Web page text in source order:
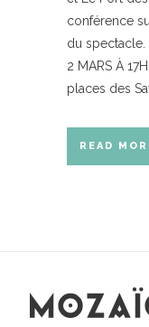
conférence
du spectacle.
2 MARS À
places des
READ